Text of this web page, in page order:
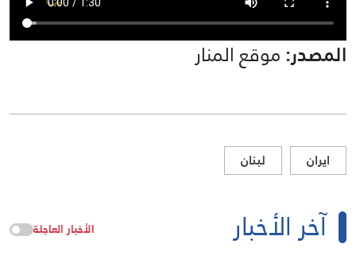
المصدر:موقع المنار
ايران لبنان
آخر الأخبار الأخبار العاجلة